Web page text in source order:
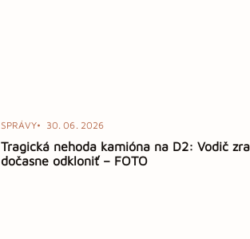
SPRÁVY 30. 06. 2026
Tragická nehoda kamióna na D2: Vodič
dočasne odkloniť – FOTO